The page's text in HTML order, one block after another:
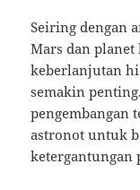
Seiring dengan
Mars dan
keberlanjutan
semakin
pengembangan
astronot untuk
ketergantungan